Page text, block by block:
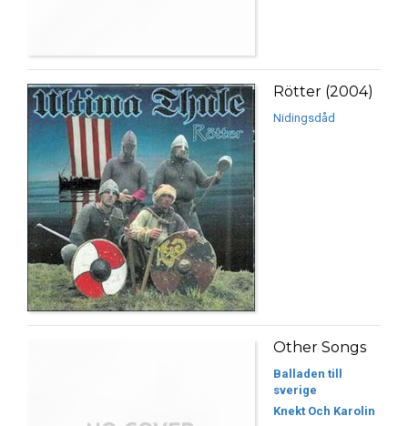
Rötter (2004)
Nidingsdåd
Other Songs
Balladen till
sverige
Knekt Och Karolin